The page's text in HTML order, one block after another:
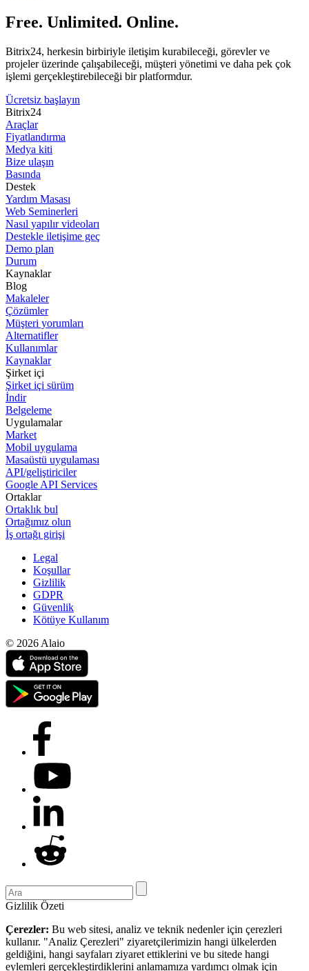
Free. Unlimited. Online.
Bitrix24, herkesin birbiriyle iletişim kurabileceği, görevler ve
projeler üzerinde çalışabileceği, müşteri yönetimi ve daha pek çok
işlemi gerçekleştirebileceği bir platformdur.
Ücretsiz başlayın
Bitrix24
Araçlar
Fiyatlandırma
Medya kiti
Bize ulaşın
Basında
Destek
Yardım Masası
Web Seminerleri
Nasıl yapılır videoları
Destekle iletişime geç
Demo plan
Durum
Kaynaklar
Blog
Makaleler
Çözümler
Müşteri yorumları
Alternatifler
Kullanımlar
Kaynaklar
Şirket içi
Şirket içi sürüm
İndir
Belgeleme
Uygulamalar
Market
Mobil uygulama
Masaüstü uygulaması
API/geliştiriciler
Google API Services
Ortaklar
Ortaklık bul
Ortağımız olun
İş ortağı girişi
Legal
Koşullar
Gizlilik
GDPR
Güvenlik
Kötüye Kullanım
© 2026 Alaio
Gizlilik Özeti
Çerezler: Bu web sitesi, analiz ve teknik nedenler için çerezleri
kullanır. "Analiz Çerezleri" ziyaretçilerimizin hangi ülkelerden
geldiğini, hangi sayfaları ziyaret ettiklerini ve bu sitede hangi
eylemleri gerçekleştirdiklerini anlamamıza yardımcı olmak için